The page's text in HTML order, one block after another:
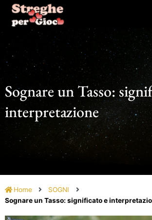
contenuto
Sognare un Tasso:
interpretazione
Home
SOGNI
Sognare un Tasso: significato e